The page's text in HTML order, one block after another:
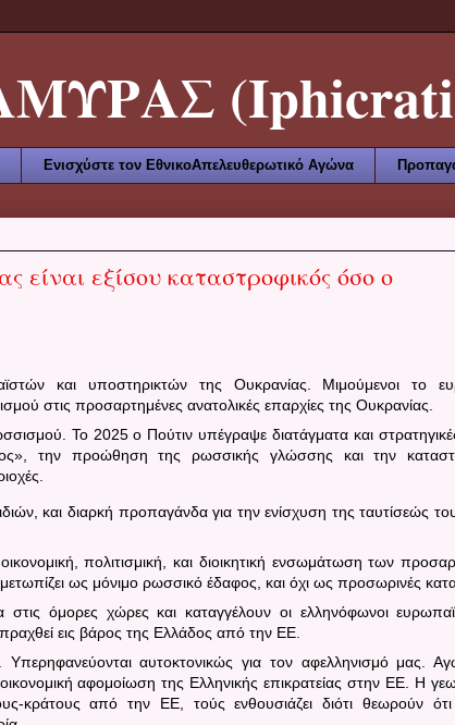
Ενισχύστε τον ΕθνικοΑπελευθερωτικό Αγώνα
είναι εξίσου καταστροφικός όσο ο
και υποστηρικτών της Ουκρανίας. Μιμούμενοι το
στις προσαρτημένες ανατολικές επαρχίες της Ουκρανίας.
Το 2025 ο Πούτιν υπέγραψε διατάγματα και
την προώθηση της ρωσσικής γλώσσης και την
και διαρκή προπαγάνδα για την ενίσχυση της ταυτίσεώς
πολιτισμική, και διοικητική ενσωμάτωση των
ως μόνιμο ρωσσικό έδαφος, και όχι ως προσωρινές
όμορες χώρες και καταγγέλουν οι ελληνόφωνοι
εις βάρος της Ελλάδος από την ΕΕ.
Υπερηφανεύονται αυτοκτονικώς για τον αφελληνισμό μας.
οικονομική αφομοίωση της Ελληνικής επικρατείας στην ΕΕ. Η
κράτους από την ΕΕ, τούς ενθουσιάζει διότι θεωρούν